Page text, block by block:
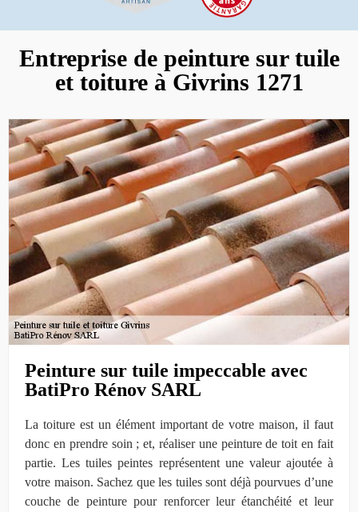
Entreprise de peinture sur tuile
et toiture à Givrins 1271
Peinture sur tuile impeccable avec
BatiPro Rénov SARL
La toiture est un élément important de votre maison, il faut
donc en prendre soin ; et, réaliser une peinture de toit en fait
partie. Les tuiles peintes représentent une valeur ajoutée à
votre maison. Sachez que les tuiles sont déjà pourvues d’une
couche de peinture pour renforcer leur étanchéité et leur